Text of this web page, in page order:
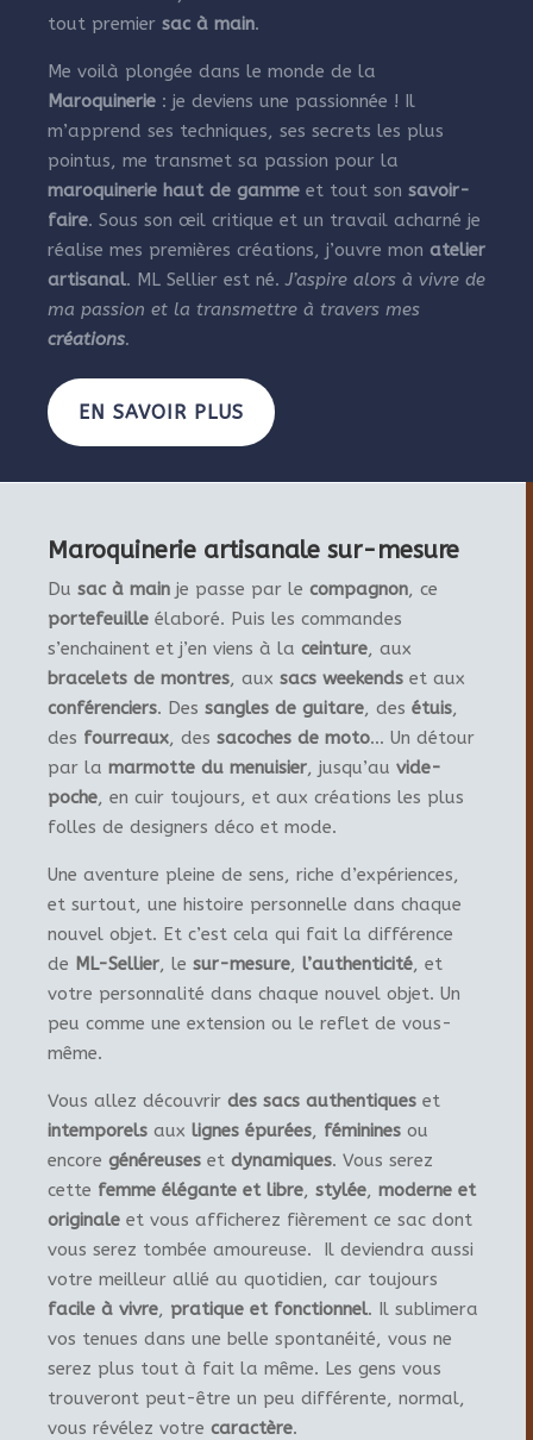
tout premier sac à main.
Me voilà plongée dans le monde de la
Maroquinerie : je deviens une passionnée ! Il
m’apprend ses techniques, ses secrets les plus
pointus, me transmet sa passion pour la
maroquinerie haut de gamme et tout son savoir-
faire. Sous son œil critique et un travail acharné je
réalise mes premières créations, j’ouvre mon atelier
artisanal. ML Sellier est né. J’aspire alors à vivre de
ma passion et la transmettre à travers mes
créations.
EN SAVOIR PLUS
Maroquinerie artisanale sur-mesure
Du sac à main je passe par le compagnon, ce
portefeuille élaboré. Puis les commandes
s’enchainent et j’en viens à la ceinture, aux
bracelets de montres, aux sacs weekends et aux
conférenciers. Des sangles de guitare, des étuis,
des fourreaux, des sacoches de moto… Un détour
par la marmotte du menuisier, jusqu’au vide-
poche, en cuir toujours, et aux créations les plus
folles de designers déco et mode.
Une aventure pleine de sens, riche d’expériences,
et surtout, une histoire personnelle dans chaque
nouvel objet. Et c’est cela qui fait la différence
de ML-Sellier, le sur-mesure, l’authenticité, et
votre personnalité dans chaque nouvel objet. Un
peu comme une extension ou le reflet de vous-
même.
Vous allez découvrir des sacs authentiques et
intemporels aux lignes épurées, féminines ou
encore généreuses et dynamiques. Vous serez
cette femme élégante et libre, stylée, moderne et
originale et vous afficherez fièrement ce sac dont
vous serez tombée amoureuse. Il deviendra aussi
votre meilleur allié au quotidien, car toujours
facile à vivre, pratique et fonctionnel. Il sublimera
vos tenues dans une belle spontanéité, vous ne
serez plus tout à fait la même. Les gens vous
trouveront peut-être un peu différente, normal,
vous révélez votre caractère.